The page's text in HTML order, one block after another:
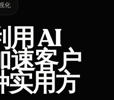
化
用 AI
速客户
实用方